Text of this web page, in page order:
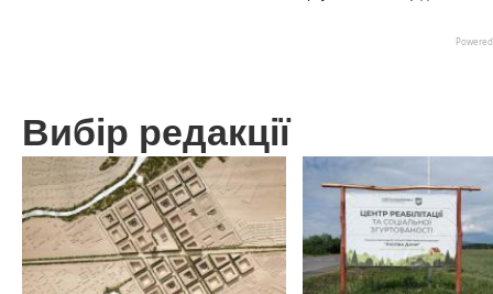
Вибір редакції